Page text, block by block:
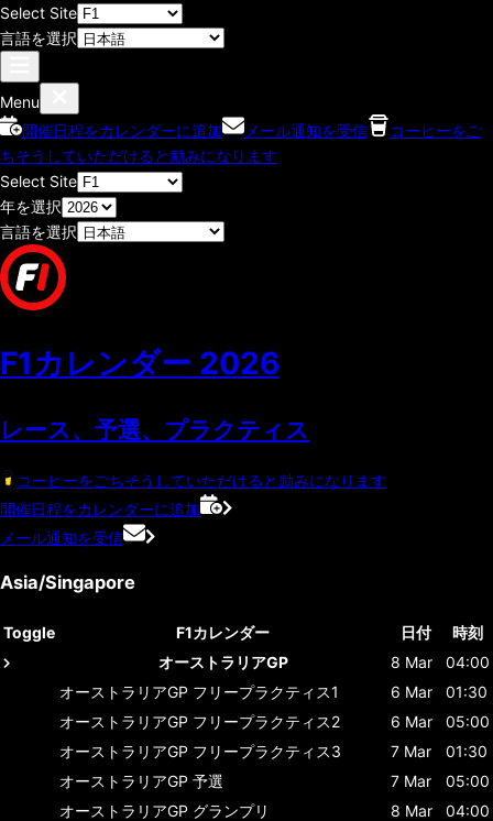
Select Site
言語を選択
Menu
開催日程をカレンダーに追加
メール通知を受信
コーヒーをご
ちそうしていただけると励みになります
Select Site
年を選択
言語を選択
F1カレンダー 2026
レース、予選、プラクティス
コーヒーをごちそうしていただけると励みになります
開催日程をカレンダーに追加
メール通知を受信
Asia/Singapore
Toggle F1カレンダー 日付
時刻
オーストラリアGP
8 Mar
04:00
オーストラリアGP フリープラクティス1 6 Mar
01:30
オーストラリアGP フリープラクティス2 6 Mar
05:00
オーストラリアGP フリープラクティス3 7 Mar
01:30
オーストラリアGP 予選 7 Mar
05:00
オーストラリアGP グランプリ 8 Mar
04:00